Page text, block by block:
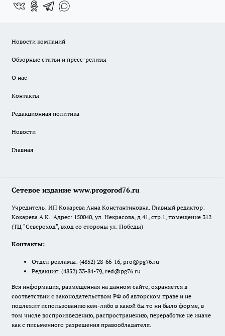
Новости компаний
Обзорные статьи и пресс-релизы
О нас
Контакты
Редакционная политика
Новости
Главная
Сетевое издание www.progorod76.ru
Учредитель: ИП Кокарева Анна Константиновна. Главный редактор:
Кокарева А.К.. Адрес: 150040, ул. Некрасова, д.41, стр.1, помещение 312
(ТЦ "Североход", вход со стороны ул. Победы)
Контакты:
Отдел рекламы: (4852) 28-66-16, pro@pg76.ru
Редакция: (4852) 33-84-79, red@pg76.ru
Вся информация, размещенная на данном сайте, охраняется в
соответствии с законодательством РФ об авторском праве и не
подлежит использованию кем-либо в какой бы то ни было форме, в
том числе воспроизведению, распространению, переработке не иначе
как с письменного разрешения правообладателя.